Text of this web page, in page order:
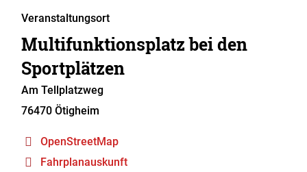
Veranstaltungsort
Multifunktionsplatz bei den
Sportplätzen
Am Tellplatzweg
76470 Ötigheim
OpenStreetMap
Fahrplanauskunft